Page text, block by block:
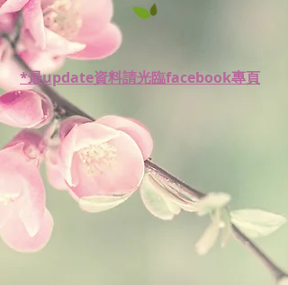
*最update資料請光臨facebook專頁